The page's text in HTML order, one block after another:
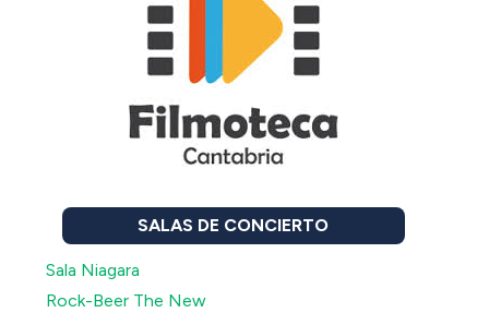
SALAS DE CONCIERTO
Sala Niagara
Rock-Beer The New